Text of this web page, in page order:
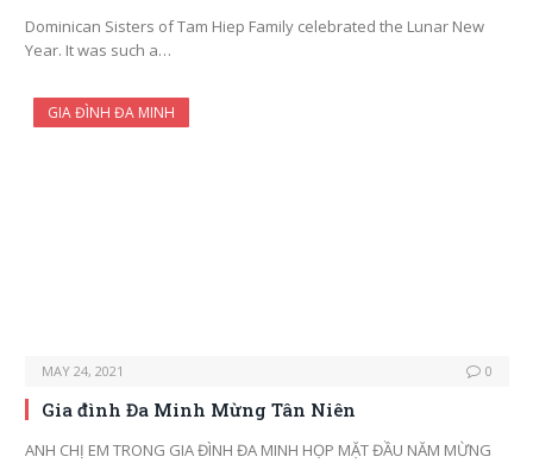
Dominican Sisters of Tam Hiep Family celebrated the Lunar New
Year. It was such a…
GIA ĐÌNH ĐA MINH
MAY 24, 2021 0
Gia đình Đa Minh Mừng Tân Niên
ANH CHỊ EM TRONG GIA ĐÌNH ĐA MINH HỌP MẶT ĐẦU NĂM MỪNG